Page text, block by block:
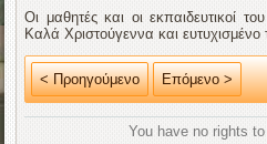
Οι μαθητές και οι εκπαιδευτικοί
Καλά Χριστούγεννα και ευτυχισμένο
< Προηγούμενο Επόμενο >
You have no rights